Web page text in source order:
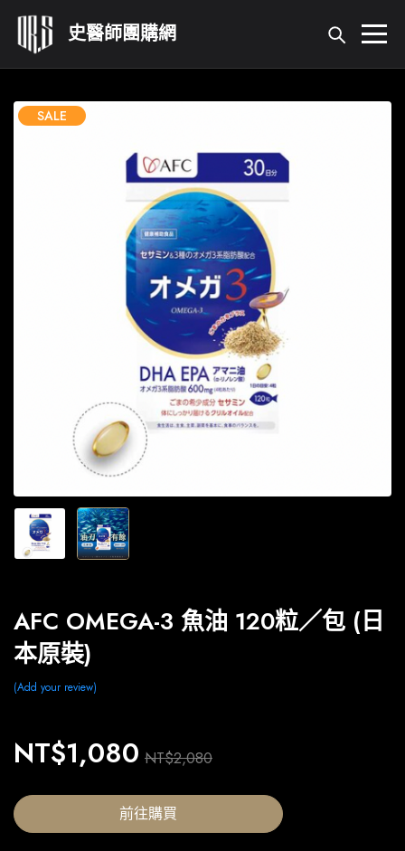
所有產品
關於我們
活動登錄
我的帳號
SALE
AFC OMEGA-3 魚油 120粒／包 (日
本原裝)
Add your review
NT$2,080
NT$1,080
前往購買